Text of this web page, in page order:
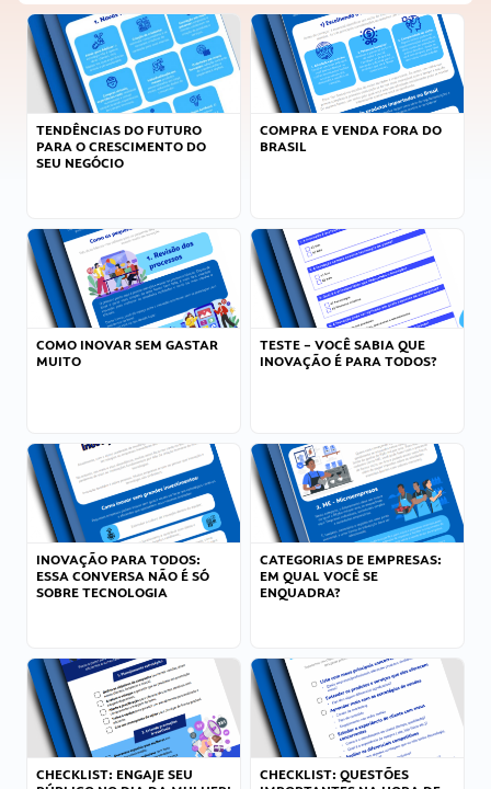
TENDÊNCIAS DO FUTURO
PARA O CRESCIMENTO DO
SEU NEGÓCIO
COMPRA E VENDA FORA DO
BRASIL
COMO INOVAR SEM GASTAR
MUITO
TESTE – VOCÊ SABIA QUE
INOVAÇÃO É PARA TODOS?
INOVAÇÃO PARA TODOS:
ESSA CONVERSA NÃO É SÓ
SOBRE TECNOLOGIA
CATEGORIAS DE EMPRESAS:
EM QUAL VOCÊ SE
ENQUADRA?
CHECKLIST: ENGAJE SEU
CHECKLIST: QUESTÕES